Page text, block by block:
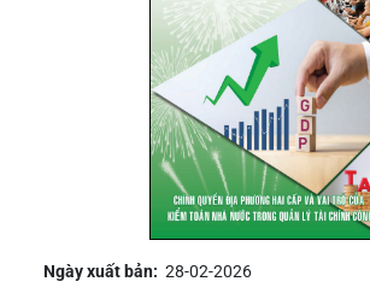
Ngày xuất bản: 28-02-2026